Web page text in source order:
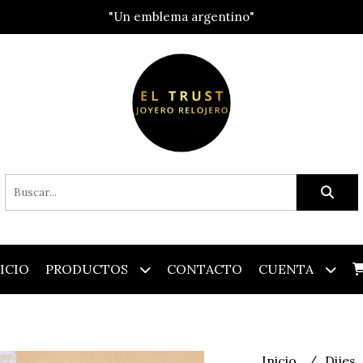
"Un emblema argentino"
PRODUCTOS CONTACTO CUENTA